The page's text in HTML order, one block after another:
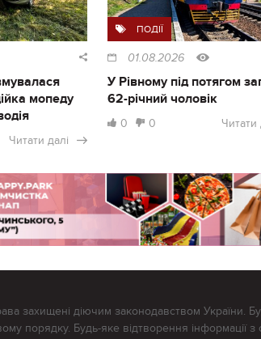
мопеду
Читати далі
ПОДІЇ
01.08.2026
У Рівному під потягом
62-річний чоловік
0 0 Читати
захищені діючим законодавством України.
порядку. Будь-яке відтворення інформації з